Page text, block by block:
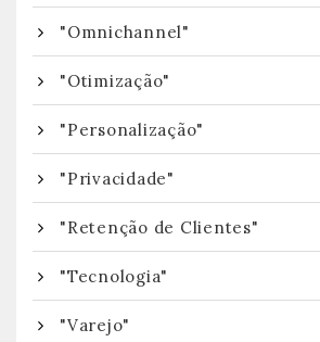
"Omnichannel"
"Otimização"
"Personalização"
"Privacidade"
"Retenção de Clientes"
"Tecnologia"
"Varejo"